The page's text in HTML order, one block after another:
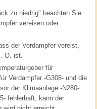
zu niedrig" beachten Sie
vereisen oder
der Verdampfer vereist,
O. ist.
für
Verdampfer -G308- und die
der Klimaanlage -N280-.
fehlerhaft, kann der